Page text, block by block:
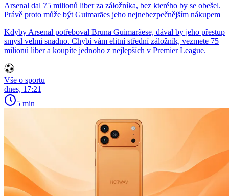
Arsenal dal 75 milionů liber za záložníka, bez kterého by se obešel.
Právě proto může být Guimarães jeho nejnebezpečnějším nákupem
Kdyby Arsenal potřeboval Bruna Guimarãese, dával by jeho přestup
smysl velmi snadno. Chybí vám elitní střední záložník, vezmete 75
milionů liber a koupíte jednoho z nejlepších v Premier League.
Vše o sportu
dnes, 17:21
5 min